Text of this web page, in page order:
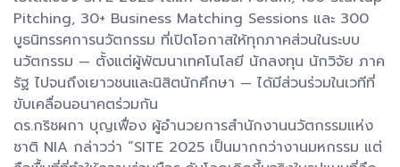
Pitching, 30+ Business Matching Sessions และ 300
บูธนิทรรศการนวัตกรรม ที่เปิดโอกาสให้ทุกภาคส่วนในระบบ
นวัตกรรม — ตั้งแต่ผู้พัฒนาเทคโนโลยี นักลงทุน นักวิจัย ภาค
รัฐ ไปจนถึงเยาวชนและนิสิตนักศึกษา — ได้มีส่วนร่วมในเวทีที่
ขับเคลื่อนอนาคตร่วมกัน
ดร.กริชผกา บุญเฟื่อง ผู้อำนวยการสำนักงานนวัตกรรมแห่ง
ชาติ NIA กล่าวว่า “SITE 2025 เป็นมากกว่างานมหกรรม แต่